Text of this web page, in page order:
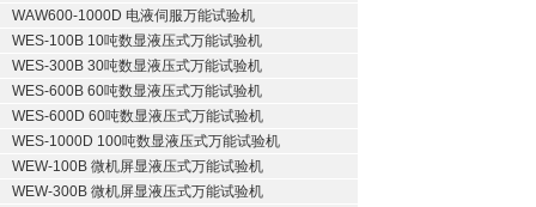
WAW600-1000D 电液伺服万能试验机
WES-100B 10吨数显液压式万能试验机
WES-300B 30吨数显液压式万能试验机
WES-600B 60吨数显液压式万能试验机
WES-600D 60吨数显液压式万能试验机
WES-1000D 100吨数显液压式万能试验机
WEW-100B 微机屏显液压式万能试验机
WEW-300B 微机屏显液压式万能试验机